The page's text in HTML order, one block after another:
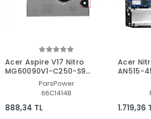
Acer Aspire V17 Nitro
MG60090V1-C250-S9C
CPU Fan - İşlemci Fanı
ParsPower
66C1414B
888,34 TL
Acer
AN515-
İşlemci
1.719,36